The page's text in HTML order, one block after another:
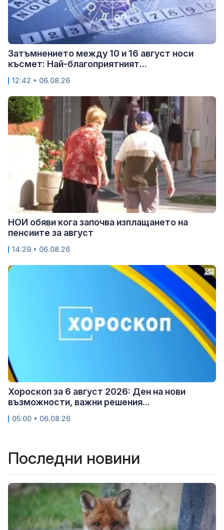
Затъмнението между 10 и 16 август носи
късмет: Най-благоприятният...
12:42 • 06.08.26
НОИ обяви кога започва изплащането на
пенсиите за август
14:29 • 06.08.26
Хороскоп за 6 август 2026: Ден на нови
възможности, важни решения...
05:00 • 06.08.26
Последни новини